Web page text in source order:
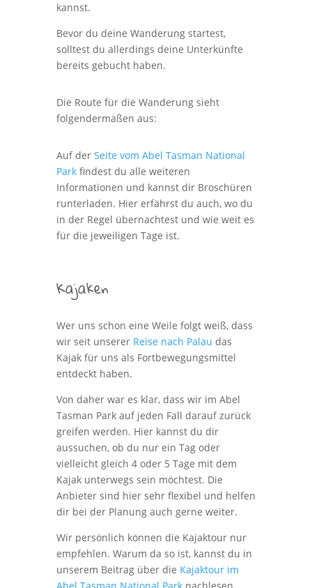
kannst.
Bevor du deine Wanderung startest,
solltest du allerdings deine Unterkünfte
bereits gebucht haben.
Die Route für die Wanderung sieht
folgendermaßen aus:
Auf der Seite vom Abel Tasman National
Parkfindest du alle weiteren
Informationen und kannst dir Broschüren
runterladen. Hier erfährst du auch, wo du
in der Regel übernachtest und wie weit es
für die jeweiligen Tage ist.
Kajaken
Wer uns schon eine Weile folgt weiß, dass
wir seit unserer Reise nach Palau das
Kajak für uns als Fortbewegungsmittel
entdeckt haben.
Von daher war es klar, dass wir im Abel
Tasman Park auf jeden Fall darauf zurück
greifen werden. Hier kannst du dir
aussuchen, ob du nur ein Tag oder
vielleicht gleich 4 oder 5 Tage mit dem
Kajak unterwegs sein möchtest. Die
Anbieter sind hier sehr flexibel und helfen
dir bei der Planung auch gerne weiter.
Wir persönlich können die Kajaktour nur
empfehlen. Warum da so ist, kannst du in
unserem Beitrag über die Kajaktour im